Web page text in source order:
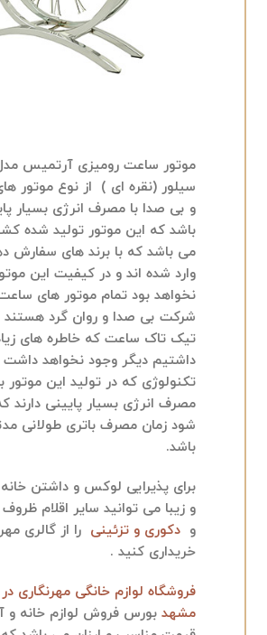
سیلور (نقره ای ) از نوع موتور
و بی صدا با مصرف انرژی بسیار
باشد که این موتور تولید شده
می باشد که با برند های سفارش
وارد شده اند و در کیفیت این
نخواهد بود تمام موتور های
شرکت بی صدا و روان گرد
تیک تاک ساعت که خاطره های
داشتیم دیگر وجود نخواهد داشت
تکنولوژی که در تولید این موتور
مصرف انرژی بسیار پایینی دارند
شود زمان مصرف باتری طولانی
باشد.
برای پذیرایی لوکس و داشتن
و زیبا می توانید سایر اقلام ظروف
و دکوری و تزئینی را از گالری
خریداری کنید .
فروشگاه لوازم خانگی مهرنگاری در
مشهد بورس فروش لوازم خانه و